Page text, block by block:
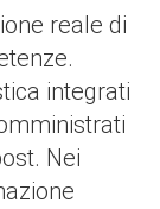
reale di
integrati
Nei